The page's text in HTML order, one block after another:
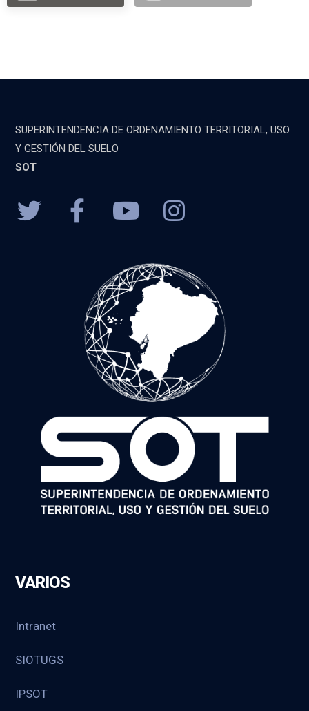
SUPERINTENDENCIA DE ORDENAMIENTO TERRITORIAL, USO
Y GESTIÓN DEL SUELO
SOT
VARIOS
Intranet
SIOTUGS
IPSOT